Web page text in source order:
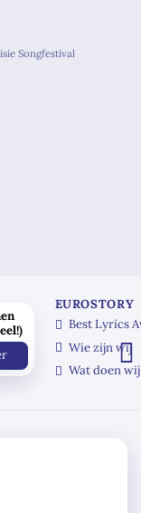
Songfestival
EUROSTORY
Best Lyrics
Wie zijn wij
Wat doen wij